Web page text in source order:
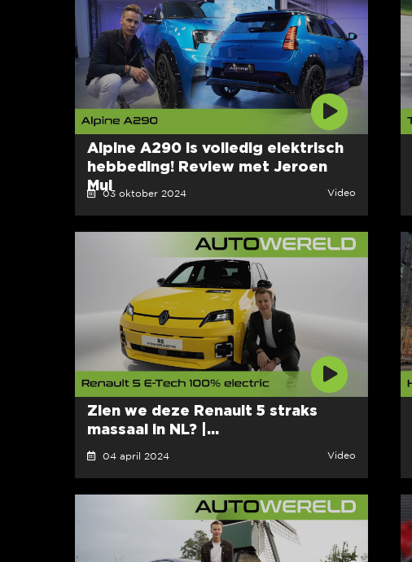
Alpine A290 is volledig elektrisch
hebbeding! Review met Jeroen
Mul
03 oktober 2024 Video
Zien we deze Renault 5 straks
massaal in NL? |...
04 april 2024 Video